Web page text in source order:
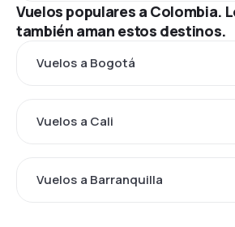
Vuelos populares a Colombia.
también aman estos destinos.
Vuelos a Bogotá
Vuelos a Cali
Vuelos a Barranquilla